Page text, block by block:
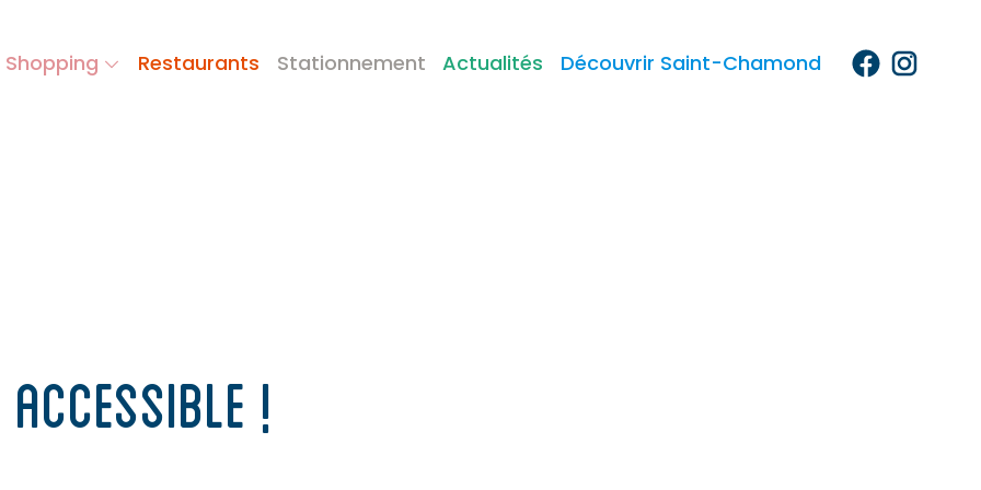
Shopping Restaurants Stationnement Actualités Découvrir Saint-Chamond
!